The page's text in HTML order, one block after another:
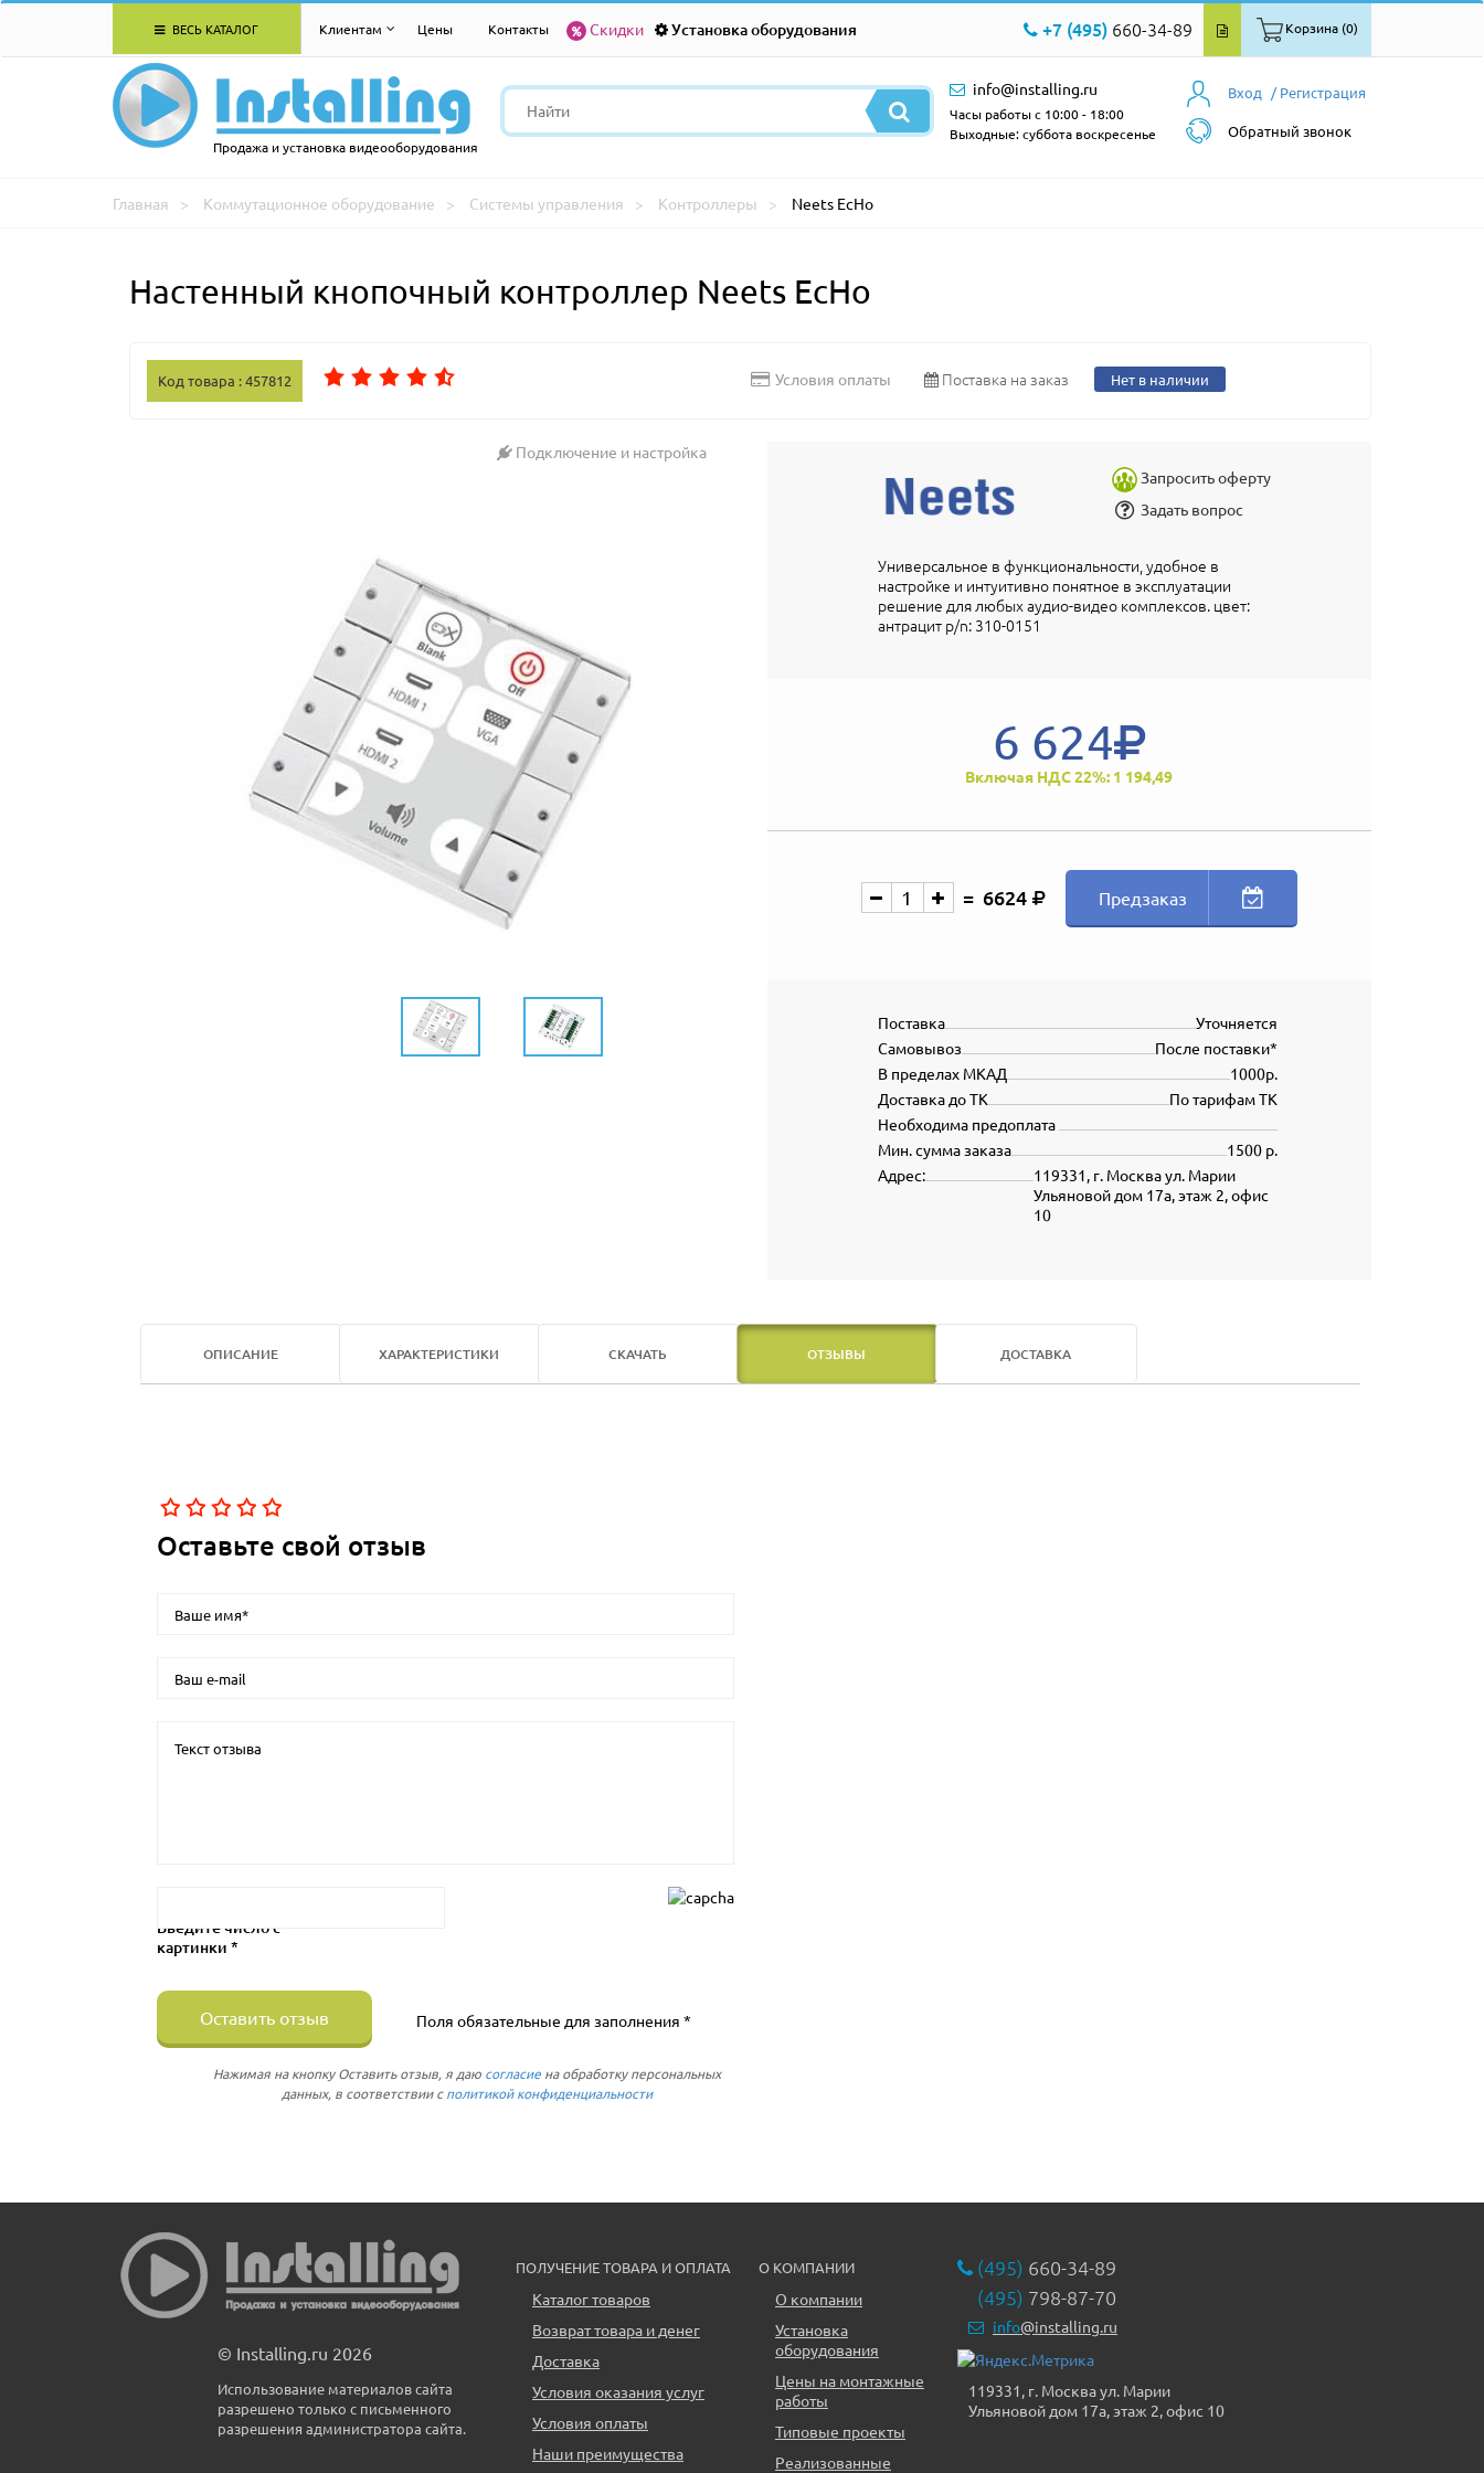
ВЕСЬ КАТАЛОГ Клиентам Цены Контакты Скидки Установка оборудования +7 (495) 660-34-89 Корзина (0)
Продажа и установка видеооборудования
Вход / Регистрация
Обратный звонок
info@installing.ru
Часы работы с 10:00 - 18:00
Выходные: суббота воскресенье
Главная Коммутационное оборудование Системы управления Контроллеры Neets EcHo
Настенный кнопочный контроллер Neets EcHo
Код товара : 457812 Условия оплаты Поставка на заказ Нет в наличии
Подключение и настройка
Запросить оферту
Задать вопрос
Универсальное в функциональности, удобное в
настройке и интуитивно понятное в эксплуатации
решение для любых аудио-видео комплексов. цвет:
антрацит p/n: 310-0151
6 624
Включая НДС 22%: 1 194,49
6624 Предзаказ
Уточняется
Поставка
После поставки*
Самовывоз
1000р.
В пределах МКАД
По тарифам ТК
Доставка до ТК
Необходима предоплата
1500 р.
Мин. сумма заказа
119331, г. Москва ул. Марии
Ульяновой дом 17а, этаж 2, офис
10
Адрес:
ОПИСАНИЕ ХАРАКТЕРИСТИКИ СКАЧАТЬ ОТЗЫВЫ ДОСТАВКА
Оставьте свой отзыв
Введите число с
картинки *
Оставить отзыв Поля обязательные для заполнения *
Нажимая на кнопку Оставить отзыв, я даю согласие на обработку персональных
данных, в соответствии сполитикой конфиденциальности
© Installing.ru 2026
Использование материалов сайта
разрешено только с письменного
разрешения администратора сайта.
ПОЛУЧЕНИЕ ТОВАРА И ОПЛАТА
Каталог товаров
Возврат товара и денег
Доставка
Условия оказания услуг
Условия оплаты
Наши преимущества
О КОМПАНИИ
О компании
Установка
оборудования
Цены на монтажные
работы
Типовые проекты
Реализованные
(495) 660-34-89
(495) 798-87-70
info@installing.ru
119331, г. Москва ул. Марии
Ульяновой дом 17а, этаж 2, офис 10